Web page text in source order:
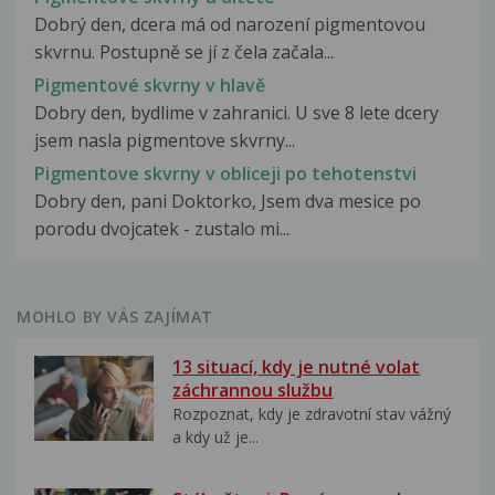
Dobrý den, dcera má od narození pigmentovou
skvrnu. Postupně se jí z čela začala...
Pigmentové skvrny v hlavě
Dobry den, bydlime v zahranici. U sve 8 lete dcery
jsem nasla pigmentove skvrny...
Pigmentove skvrny v obliceji po tehotenstvi
Dobry den, pani Doktorko, Jsem dva mesice po
porodu dvojcatek - zustalo mi...
MOHLO BY VÁS ZAJÍMAT
13 situací, kdy je nutné volat
záchrannou službu
Rozpoznat, kdy je zdravotní stav vážný
a kdy už je...